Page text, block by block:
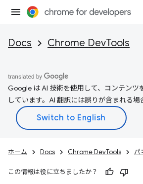
Docs Chrome DevTools
Google は AI 技術を使用して、コンテンツ
しています。AI 翻訳には誤りが含まれる場
ホーム Docs Chrome DevTools パ
この情報は役に立ちましたか？